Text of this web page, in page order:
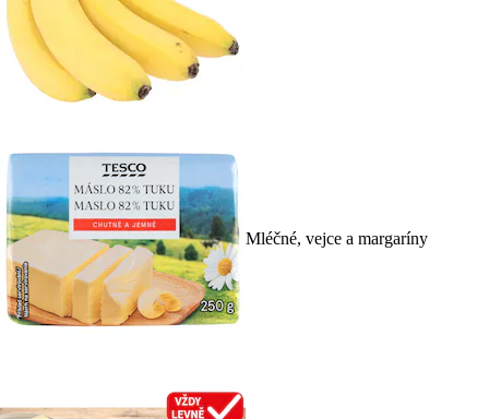
Mléčné, vejce a margaríny